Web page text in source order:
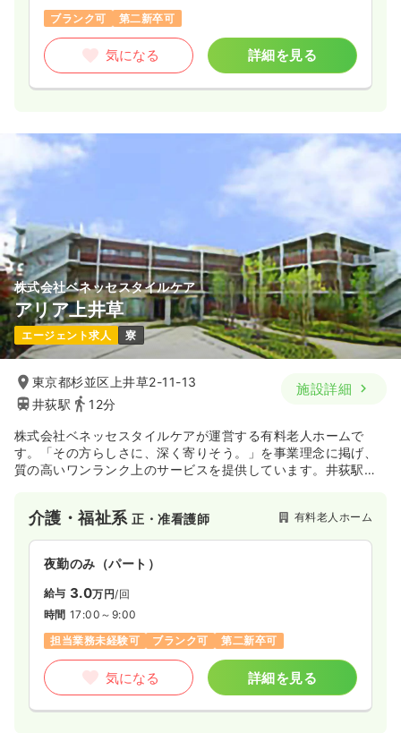
ブランク可
第二新卒可
気になる 詳細を見る
株式会社ベネッセスタイルケア
アリア上井草
エージェント求人 寮
東京都杉並区上井草2-11-13
井荻駅
12分
施設詳細
株式会社ベネッセスタイルケアが運営する有料老人ホームで
す。「その方らしさに、深く寄りそう。」を事業理念に掲げ、
質の高いワンランク上のサービスを提供しています。井荻駅最
介護・福祉系正・准看護師 有料老人ホーム
夜勤のみ（パート）
給与 3.0万円/回
時間 17:00～9:00
担当業務未経験可
ブランク可 第二新卒可
気になる 詳細を見る